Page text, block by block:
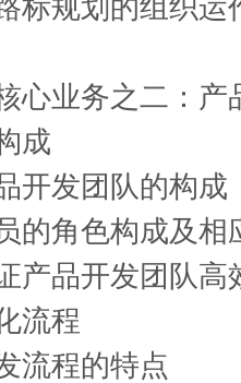
标规划的组织运
心业务之二：产
成
开发团队的构成
的角色构成及相
产品开发团队高
流程
流程的特点